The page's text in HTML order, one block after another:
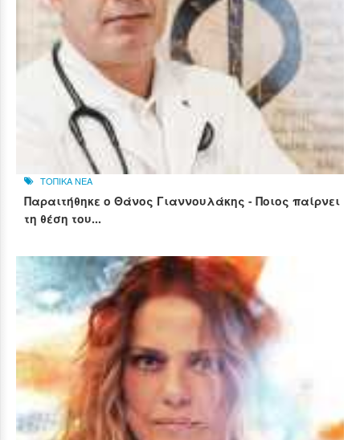
ΤΟΠΙΚΑ ΝΕΑ
Παραιτήθηκε ο Θάνος Γιαννουλάκης - Ποιος παίρνει
τη θέση του...